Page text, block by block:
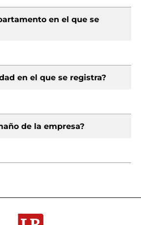
en el que se
en el que se registra?
de la empresa?